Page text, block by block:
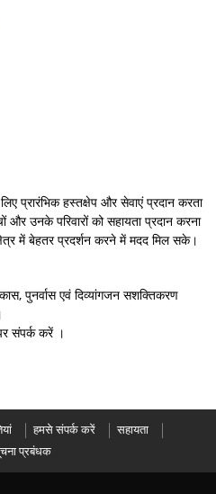
प्रारंभिक हस्तक्षेप और सेवाएं प्रदान करता
और उनके परिवारों को सहायता प्रदान करना
में बेहतर प्रदर्शन करने में मदद मिल सके।
पुनर्वास एवं दिव्यांगजन सशक्तिकरण
संपर्क करें ।
हमसे संपर्क करें
सहायता
प्रबंधक